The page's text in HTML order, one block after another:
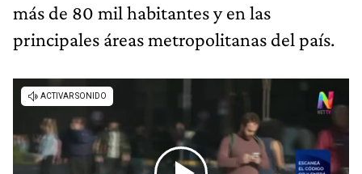
más de 80 mil habitantes y en las
principales áreas metropolitanas del país.